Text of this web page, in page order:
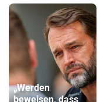
„Werden
beweisen, dass